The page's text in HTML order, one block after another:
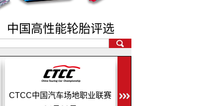
中国高性能轮胎评选
CEC中国汽车耐力锦标赛